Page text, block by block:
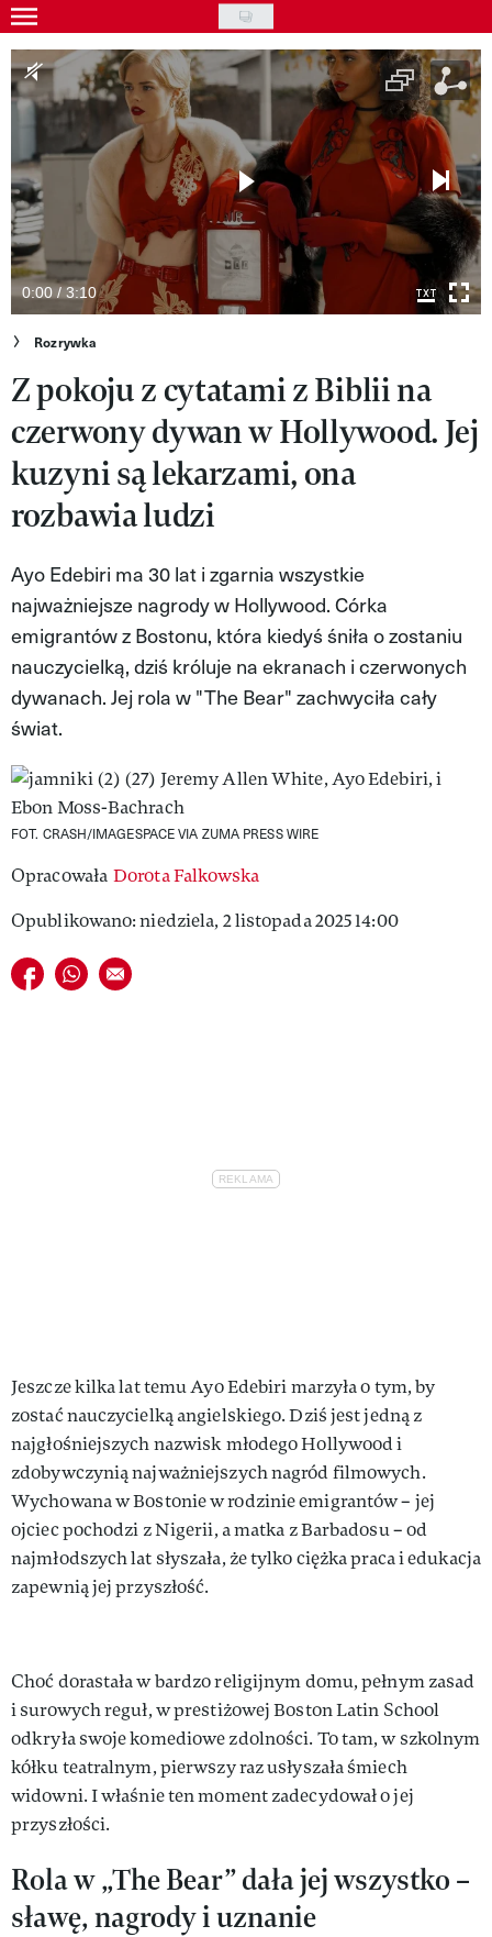
Skip
to
main
content
Wydarzenia
Rozrywka
Na ekranie
Piosenka
VIVA!ART
VIVA!MODA
VIVA!MAN
VIVA!PEOPLE POWER
VIVA!ITAKA
MAGAZYN VIVA!
0:00 / 3:10
Rozrywka
Z pokoju z cytatami z Biblii na
czerwony dywan w Hollywood. Jej
kuzyni są lekarzami, ona
rozbawia ludzi
Ayo Edebiri ma 30 lat i zgarnia wszystkie
najważniejsze nagrody w Hollywood. Córka
emigrantów z Bostonu, która kiedyś śniła o zostaniu
nauczycielką, dziś króluje na ekranach i czerwonych
dywanach. Jej rola w "The Bear" zachwyciła cały
świat.
FOT. CRASH/IMAGESPACE VIA ZUMA PRESS WIRE
Opracowała Dorota Falkowska
Opublikowano: niedziela, 2 listopada 2025 14:00
Udostępnij na facebook
Udostępnij na whatsapp
E-mail do przyjaciela
Jeszcze kilka lat temu Ayo Edebiri marzyła o tym, by
zostać nauczycielką angielskiego. Dziś jest jedną z
najgłośniejszych nazwisk młodego Hollywood i
zdobywczynią najważniejszych nagród filmowych.
Wychowana w Bostonie w rodzinie emigrantów – jej
ojciec pochodzi z Nigerii, a matka z Barbadosu – od
najmłodszych lat słyszała, że tylko ciężka praca i edukacja
zapewnią jej przyszłość.
Choć dorastała w bardzo religijnym domu, pełnym zasad
i surowych reguł, w prestiżowej Boston Latin School
odkryła swoje komediowe zdolności. To tam, w szkolnym
kółku teatralnym, pierwszy raz usłyszała śmiech
widowni. I właśnie ten moment zadecydował o jej
przyszłości.
Rola w „The Bear” dała jej wszystko –
sławę, nagrody i uznanie